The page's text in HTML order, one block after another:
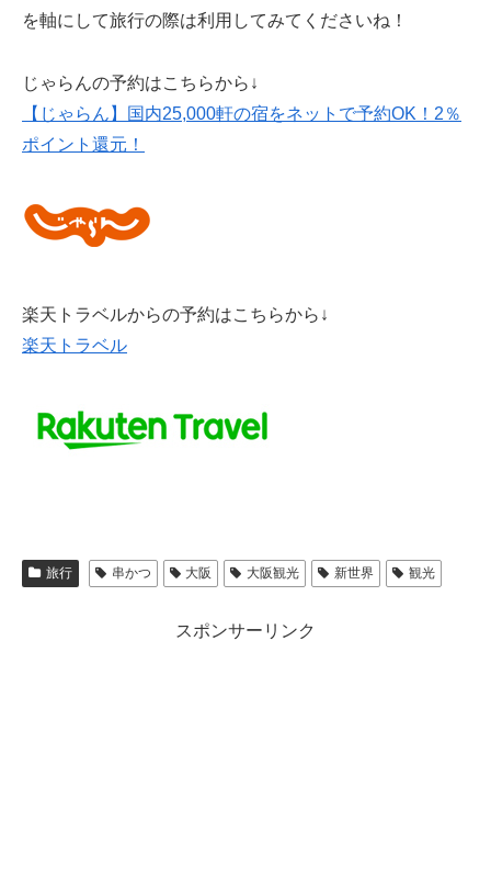
を軸にして旅行の際は利用してみてくださいね！
じゃらんの予約はこちらから↓
【じゃらん】国内25,000軒の宿をネットで予約OK！2％
ポイント還元！
楽天トラベルからの予約はこちらから↓
楽天トラベル
旅行 串かつ 大阪 大阪観光 新世界 観光
スポンサーリンク